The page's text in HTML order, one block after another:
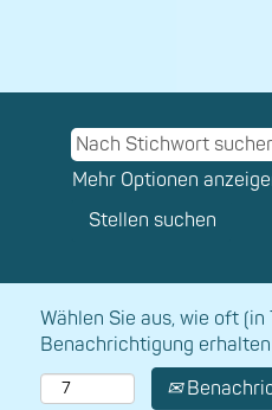
Mehr Optionen
Wählen Sie aus, wie oft (in
Benachrichtigung